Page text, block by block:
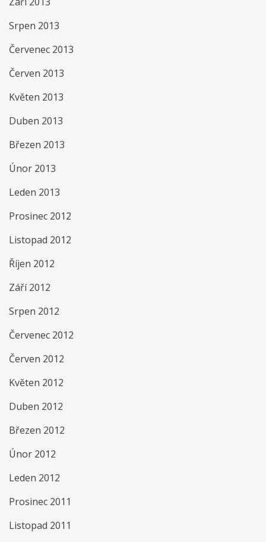
Srpen 2013
Červenec 2013
Červen 2013
Květen 2013
Duben 2013
Březen 2013
Únor 2013
Leden 2013
Prosinec 2012
Listopad 2012
Říjen 2012
Září 2012
Srpen 2012
Červenec 2012
Červen 2012
Květen 2012
Duben 2012
Březen 2012
Únor 2012
Leden 2012
Prosinec 2011
Listopad 2011